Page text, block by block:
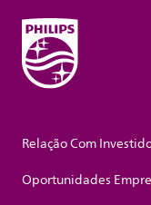
Relação Com
Oportunidades